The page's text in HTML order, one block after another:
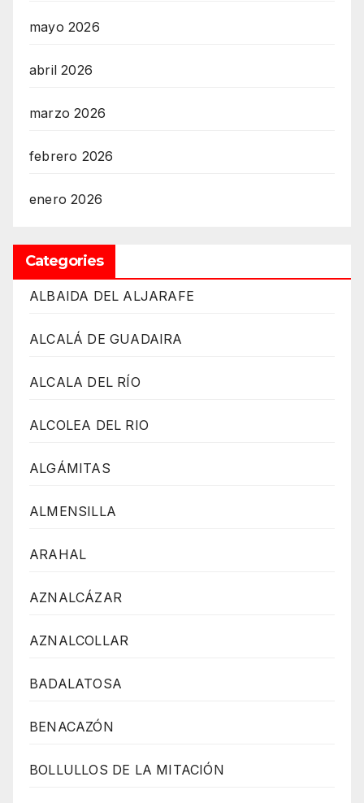
mayo 2026
abril 2026
marzo 2026
febrero 2026
enero 2026
Categories
ALBAIDA DEL ALJARAFE
ALCALÁ DE GUADAIRA
ALCALA DEL RÍO
ALCOLEA DEL RIO
ALGÁMITAS
ALMENSILLA
ARAHAL
AZNALCÁZAR
AZNALCOLLAR
BADALATOSA
BENACAZÓN
BOLLULLOS DE LA MITACIÓN